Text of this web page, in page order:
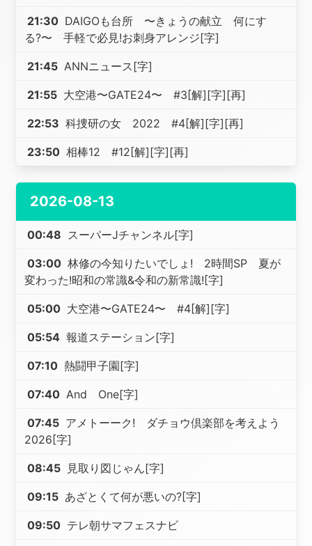
21:30 DAIGOも台所 〜きょうの献立 何にす
る?〜 手軽で必見!お刺身アレンジ[字]
21:45 ANNニュース[字]
21:55 大空港〜GATE24〜 #3[解][字][再]
22:53 科捜研の女 2022 #4[解][字][再]
23:50 相棒12 #12[解][字][再]
2026-08-13
00:48 スーパーJチャンネル[字]
03:00 林修の今知りたいでしょ! 2時間SP 夏が
変わった!昭和の常識&令和の新常識![字]
05:00 大空港〜GATE24〜 #4[解][字]
05:54 報道ステーション[字]
07:10 熱闘甲子園[字]
07:40 And One[字]
07:45 アメトーーク! ダチョウ倶楽部を考えよう
2026[字]
08:45 見取り図じゃん[字]
09:15 あざとくて何が悪いの?[字]
09:50 テレ朝サマフェスナビ